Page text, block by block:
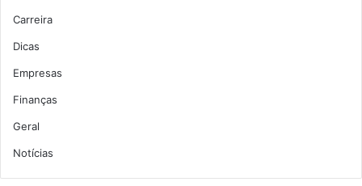
Carreira
Dicas
Empresas
Finanças
Geral
Notícias